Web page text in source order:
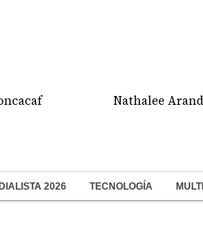
Nathalee Aranda
2026 TECNOLOGÍA